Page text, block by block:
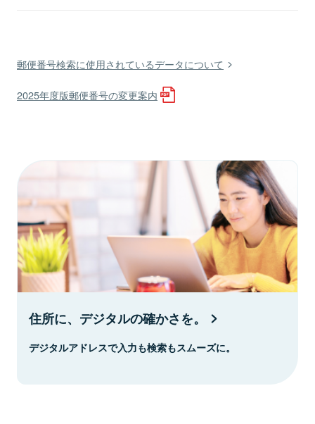
郵便番号検索に使用されているデータについて
2025年度版郵便番号の変更案内
住所に、デジタルの確かさを。
デジタルアドレスで入力も検索もスムーズに。